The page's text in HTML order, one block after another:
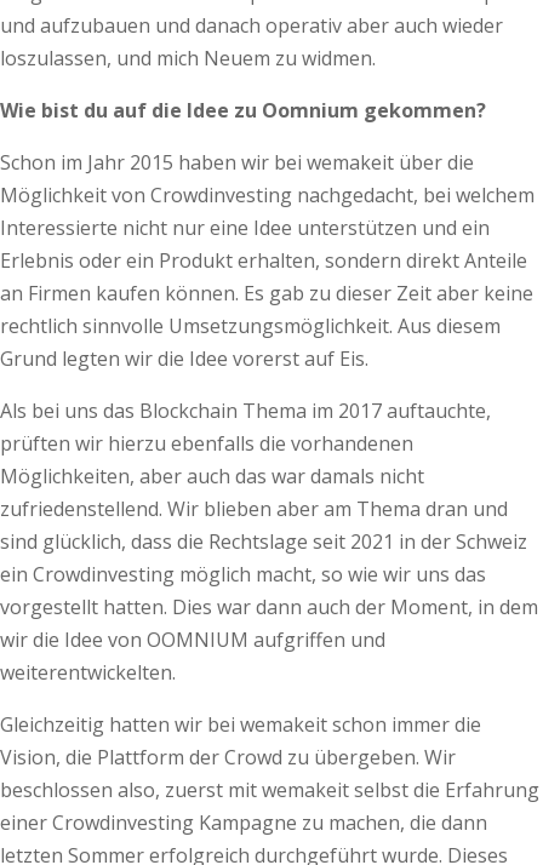
und aufzubauen und danach operativ aber auch wieder
loszulassen, und mich Neuem zu widmen.
Wie bist du auf die Idee zu Oomnium gekommen?
Schon im Jahr 2015 haben wir bei wemakeit über die
Möglichkeit von Crowdinvesting nachgedacht, bei welchem
Interessierte nicht nur eine Idee unterstützen und ein
Erlebnis oder ein Produkt erhalten, sondern direkt Anteile
an Firmen kaufen können. Es gab zu dieser Zeit aber keine
rechtlich sinnvolle Umsetzungsmöglichkeit. Aus diesem
Grund legten wir die Idee vorerst auf Eis.
Als bei uns das Blockchain Thema im 2017 auftauchte,
prüften wir hierzu ebenfalls die vorhandenen
Möglichkeiten, aber auch das war damals nicht
zufriedenstellend. Wir blieben aber am Thema dran und
sind glücklich, dass die Rechtslage seit 2021 in der Schweiz
ein Crowdinvesting möglich macht, so wie wir uns das
vorgestellt hatten. Dies war dann auch der Moment, in dem
wir die Idee von OOMNIUM aufgriffen und
weiterentwickelten.
Gleichzeitig hatten wir bei wemakeit schon immer die
Vision, die Plattform der Crowd zu übergeben. Wir
beschlossen also, zuerst mit wemakeit selbst die Erfahrung
einer Crowdinvesting Kampagne zu machen, die dann
letzten Sommer erfolgreich durchgeführt wurde. Dieses